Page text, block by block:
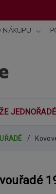
NÁKUPU
JEDNOŘADÉ